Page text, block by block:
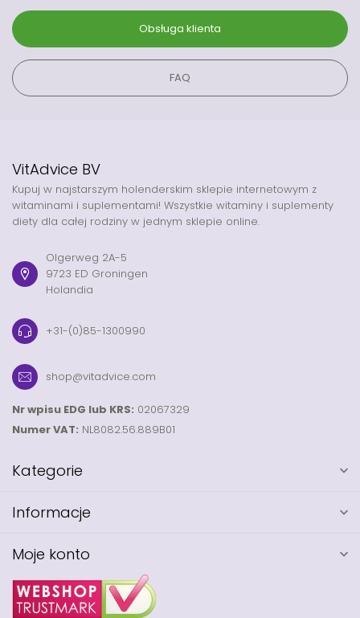
Obsługa klienta
FAQ
VitAdvice BV
Kupuj w najstarszym holenderskim sklepie internetowym z
witaminami i suplementami! Wszystkie witaminy i suplementy
diety dla całej rodziny w jednym sklepie online.
Olgerweg 2A-5
9723 ED Groningen
Holandia
+31-(0)85-1300990
shop@vitadvice.com
Nr wpisu EDG lub KRS: 02067329
Numer VAT: NL8082.56.889B01
Kategorie
Informacje
Moje konto